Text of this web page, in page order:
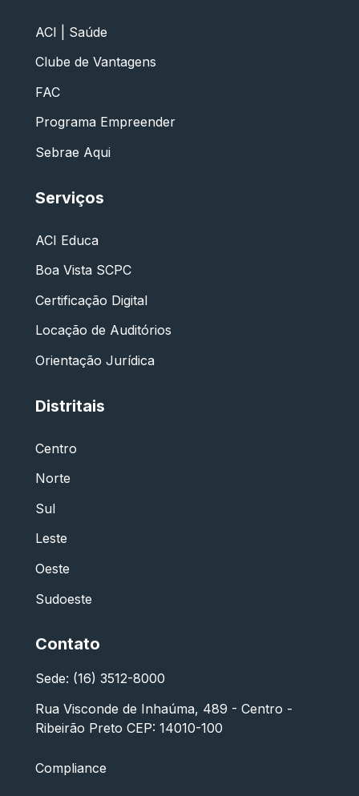
ACI | Saúde
Clube de Vantagens
FAC
Programa Empreender
Sebrae Aqui
Serviços
ACI Educa
Boa Vista SCPC
Certificação Digital
Locação de Auditórios
Orientação Jurídica
Distritais
Centro
Norte
Sul
Leste
Oeste
Sudoeste
Contato
Sede: (16) 3512-8000
Rua Visconde de Inhaúma, 489 - Centro -
Ribeirão Preto CEP: 14010-100
Compliance